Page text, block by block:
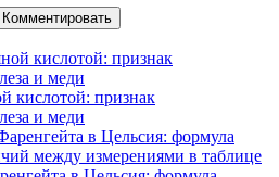
Комментировать
кислотой: признак
и меди